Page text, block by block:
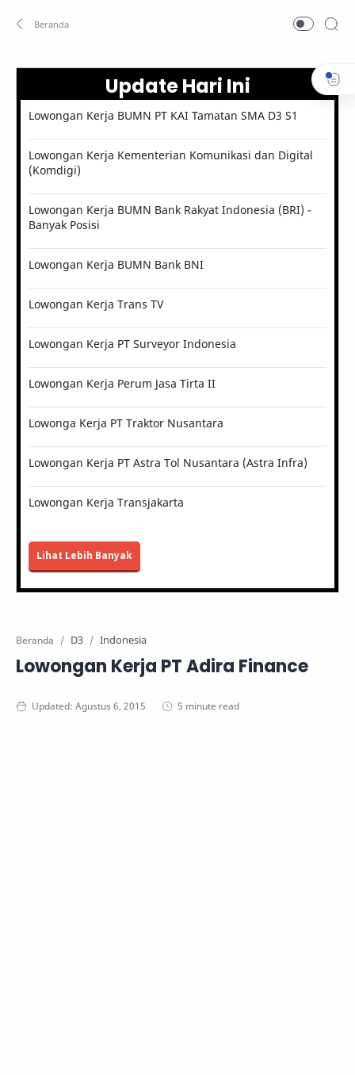
Update Hari Ini
Lowongan Kerja BUMN PT KAI Tamatan SMA D3 S1
Lowongan Kerja Kementerian Komunikasi dan Digital
(Komdigi)
Lowongan Kerja BUMN Bank Rakyat Indonesia (BRI) -
Banyak Posisi
Lowongan Kerja BUMN Bank BNI
Lowongan Kerja Trans TV
Lowongan Kerja PT Surveyor Indonesia
Lowongan Kerja Perum Jasa Tirta II
Lowonga Kerja PT Traktor Nusantara
Lowongan Kerja PT Astra Tol Nusantara (Astra Infra)
Lowongan Kerja Transjakarta
Lihat Lebih Banyak
Beranda D3 Indonesia
Lowongan Kerja PT Adira Finance
5 minute read